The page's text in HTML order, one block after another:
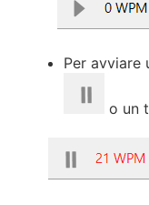
Per avviare
o un